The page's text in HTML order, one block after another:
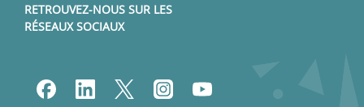
RETROUVEZ-NOUS SUR LES
RÉSEAUX SOCIAUX